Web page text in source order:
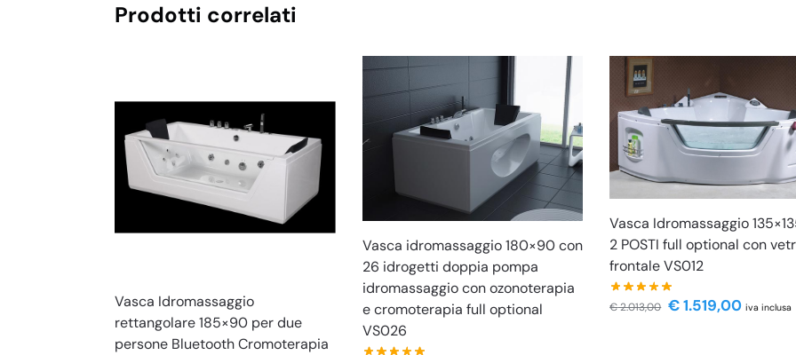
Prodotti correlati
Vasca Idromassaggio
rettangolare 185×90 per due
persone Bluetooth Cromoterapia
Vasca idromassaggio 180×90 con
26 idrogetti doppia pompa
idromassaggio con ozonoterapia
e cromoterapia full optional
VS026
Vasca Idromassaggio
2 POSTI full optional con
frontale VS012
€2.013,00 €1.519,00 iva inclusa